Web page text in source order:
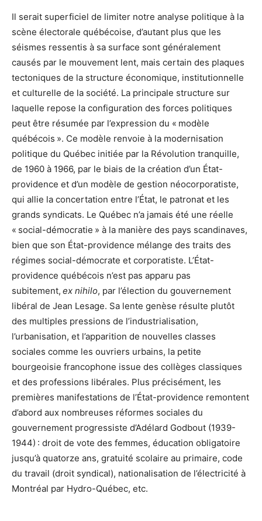
Il serait superficiel de limiter notre analyse politique à la
scène électorale québécoise, d’autant plus que les
séismes ressentis à sa surface sont généralement
causés par le mouvement lent, mais certain des plaques
tectoniques de la structure économique, institutionnelle
et culturelle de la société. La principale structure sur
laquelle repose la configuration des forces politiques
peut être résumée par l’expression du « modèle
québécois ». Ce modèle renvoie à la modernisation
politique du Québec initiée par la Révolution tranquille,
de 1960 à 1966, par le biais de la création d’un État-
providence et d’un modèle de gestion néocorporatiste,
qui allie la concertation entre l’État, le patronat et les
grands syndicats. Le Québec n’a jamais été une réelle
« social-démocratie » à la manière des pays scandinaves,
bien que son État-providence mélange des traits des
régimes social-démocrate et corporatiste. L’État-
providence québécois n’est pas apparu pas
subitement, ex nihilo, par l’élection du gouvernement
libéral de Jean Lesage. Sa lente genèse résulte plutôt
des multiples pressions de l’industrialisation,
l’urbanisation, et l’apparition de nouvelles classes
sociales comme les ouvriers urbains, la petite
bourgeoisie francophone issue des collèges classiques
et des professions libérales. Plus précisément, les
premières manifestations de l’État-providence remontent
d’abord aux nombreuses réformes sociales du
gouvernement progressiste d’Adélard Godbout (1939-
1944) : droit de vote des femmes, éducation obligatoire
jusqu’à quatorze ans, gratuité scolaire au primaire, code
du travail (droit syndical), nationalisation de l’électricité à
Montréal par Hydro-Québec, etc.